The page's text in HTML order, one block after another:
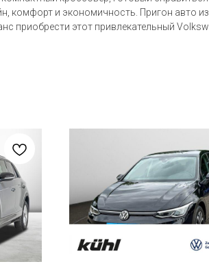
комфорт и экономичность. Пригон авто
приобрести этот привлекательный